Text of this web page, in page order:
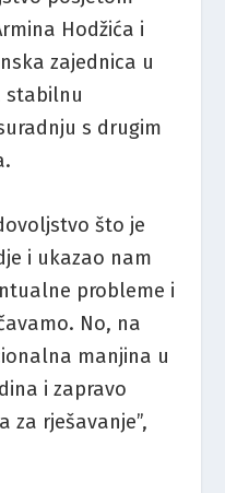
Hodžića i
zajednica u
stabilnu
s drugim
što je
i ukazao nam
probleme i
No, na
manjina u
i zapravo
za rješavanje”,